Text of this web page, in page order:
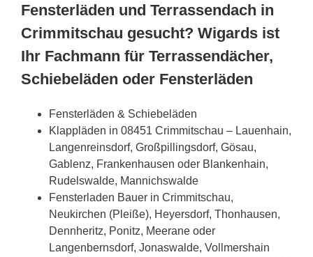
Fensterläden und Terrassendach in
Crimmitschau gesucht? Wigards ist
Ihr Fachmann für Terrassendächer,
Schiebeläden oder Fensterläden
Fensterläden & Schiebeläden
Klappläden in 08451 Crimmitschau – Lauenhain,
Langenreinsdorf, Großpillingsdorf, Gösau,
Gablenz, Frankenhausen oder Blankenhain,
Rudelswalde, Mannichswalde
Fensterladen Bauer in Crimmitschau,
Neukirchen (Pleiße), Heyersdorf, Thonhausen,
Dennheritz, Ponitz, Meerane oder
Langenbernsdorf, Jonaswalde, Vollmershain